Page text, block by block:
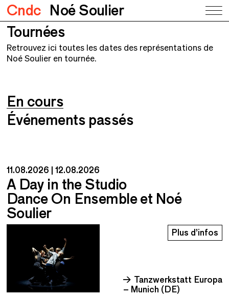
Cndc Noé Soulier
Tournées
Retrouvez ici toutes les dates des représentations de
Noé Soulier en tournée.
En cours
Événements passés
11.08.2026 12.08.2026
A Day in the Studio
Dance On Ensemble et Noé
Soulier
Plus d’infos
Tanzwerkstatt Europa
– Munich (DE)